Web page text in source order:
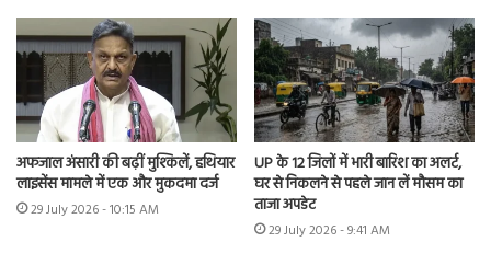
अफजाल अंसारी की बढ़ीं मुश्किलें, हथियार
लाइसेंस मामले में एक और मुकदमा दर्ज
29 July 2026 - 10:15 AM
UP के 12 जिलों में भारी बारिश का अलर्ट,
घर से निकलने से पहले जान लें मौसम का
ताजा अपडेट
29 July 2026 - 9:41 AM